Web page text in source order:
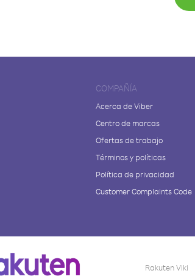
COMPAÑÍA
Acerca de Viber
Centro de marcas
Ofertas de trabajo
Términos y políticas
Política de privacidad
Customer Complaints Code
Rakuten Viki